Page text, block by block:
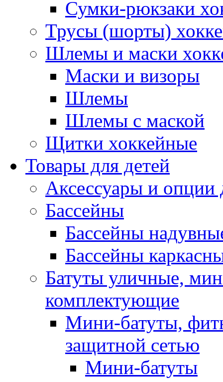
Сумки-рюкзаки
Трусы (шорты)
Шлемы и маски
Маски и визоры
Шлемы
Шлемы с маской
Щитки хоккейные
Товары для детей
Аксессуары и опции
Бассейны
Бассейны
Бассейны
Батуты уличные,
комплектующие
Мини-батуты,
защитной сетью
Мини-батуты